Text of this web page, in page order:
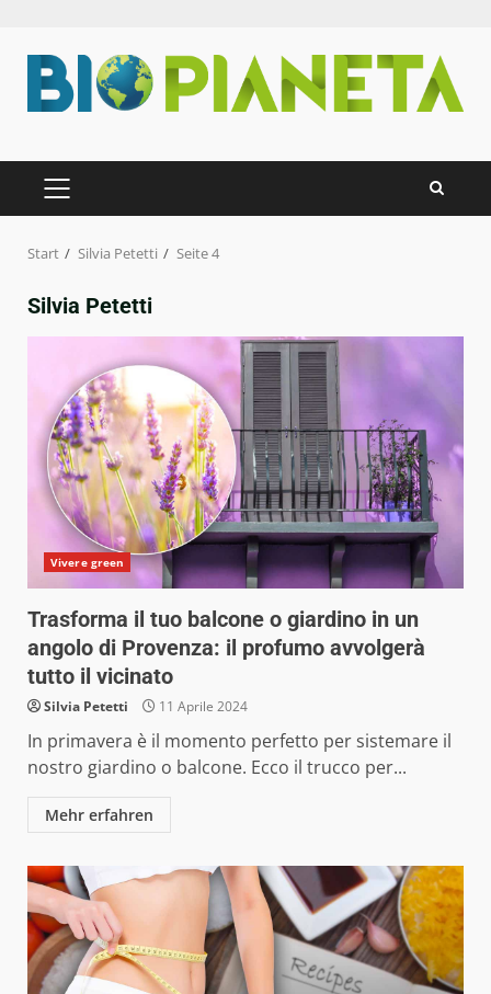
Inhalt
springen
PRIMÄRES
MENÜ
Start Silvia Petetti Seite 4
Silvia Petetti
Vivere green
Trasforma il tuo balcone o giardino in un
angolo di Provenza: il profumo avvolgerà
tutto il vicinato
Silvia Petetti 11 Aprile 2024
In primavera è il momento perfetto per sistemare il
nostro giardino o balcone. Ecco il trucco per...
Mehr erfahren